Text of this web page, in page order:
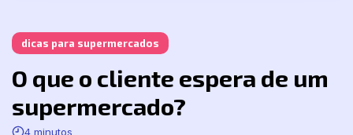
dicas para supermercados
O que o cliente espera de um
supermercado?
4 minutos